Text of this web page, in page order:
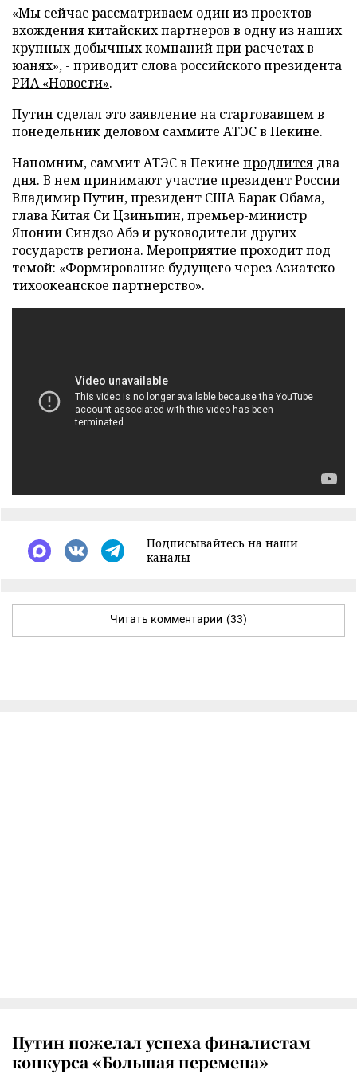
«Мы сейчас рассматриваем один из проектов
вхождения китайских партнеров в одну из наших
крупных добычных компаний при расчетах в
юанях», - приводит слова российского президента
РИА «Новости».
Путин сделал это заявление на стартовавшем в
понедельник деловом саммите АТЭС в Пекине.
Напомним, саммит АТЭС в Пекине продлится два
дня. В нем принимают участие президент России
Владимир Путин, президент США Барак Обама,
глава Китая Си Цзиньпин, премьер-министр
Японии Синдзо Абэ и руководители других
государств региона. Мероприятие проходит под
темой: «Формирование будущего через Азиатско-
тихоокеанское партнерство».
Подписывайтесь на наши
каналы
Читать комментарии (33)
Путин пожелал успеха финалистам
конкурса «Большая перемена»